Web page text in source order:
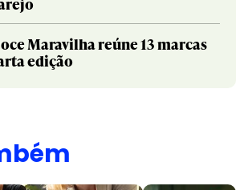
Maravilha reúne 13 marcas
edição